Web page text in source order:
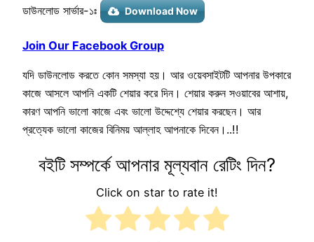
ডাউনলোড সার্ভার-১ঃ
Download Now
Join Our Facebook Group
যদি ডাউনলোড করতে কোন সমস্যা হয়। আর ওয়েবসাইটটি আপনার উপকারে
কাজে আসলে আপনি একটি শেয়ার করে দিন। শেয়ার করুন সওয়াবের আশায়,
কারণ আপনি ভালো কাজে এবং ভালো উদ্দেশ্যে শেয়ার করছেন। আর
প্রত্যেক ভালো কাজের বিনিময় আল্লাহ আপনাকে দিবেন।..!!
বইটি সম্পর্কে আপনার মূল্যবান রেটিং দিন?
Click on star to rate it!